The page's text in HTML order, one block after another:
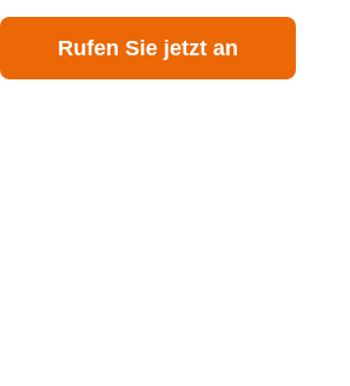
Rufen Sie jetzt an